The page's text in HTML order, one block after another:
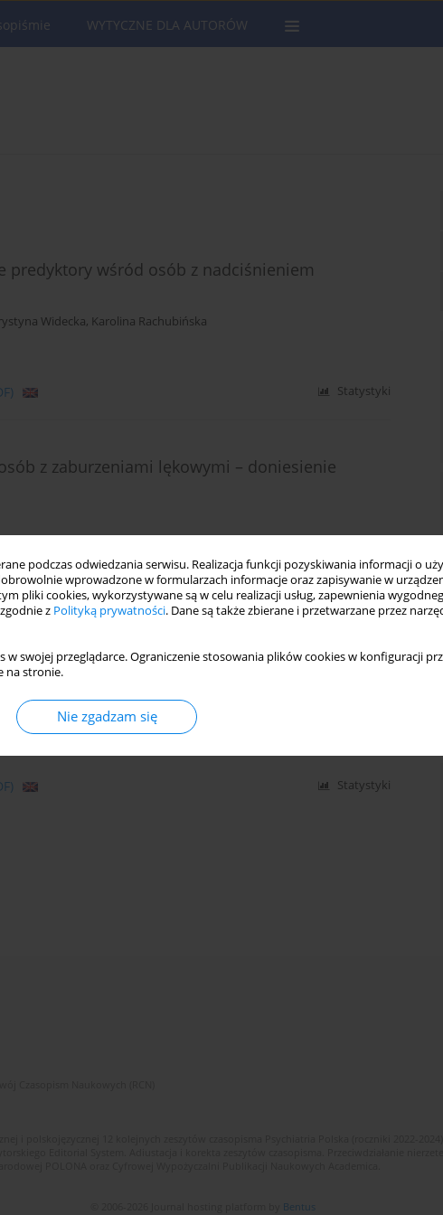
podczas odwiedzania serwisu. Realizacja funkcji pozyskiwania informacji o
wprowadzone w formularzach informacje oraz zapisywanie w
pliki cookies, wykorzystywane są w celu realizacji usług, zapewnienia
z Polityką prywatności. Dane są także zbierane i przetwarzane przez
w swojej przeglądarce. Ograniczenie stosowania plików cookies w konfiguracji
na stronie.
Nie zgadzam się
WYTYCZNE DLA AUTORÓW
wśród osób z nadciśnieniem
Widecka, Karolina Rachubińska
Statystyki
z zaburzeniami lękowymi – doniesienie
Statystyki
leczonych immunomodulacyjnie z rzutowo-
RR)
Statystyki
Bentus